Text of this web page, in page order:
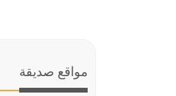
مواقع صديقة